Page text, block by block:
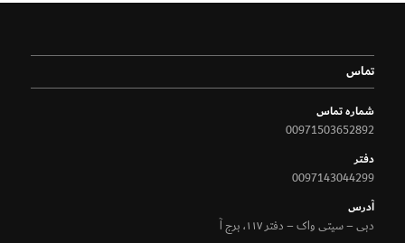
تماس
شماره تماس
00971503652892
دفتر
0097143044299
آدرس
دبی – سیتی واک – دفتر ۱۱۷، برج آ